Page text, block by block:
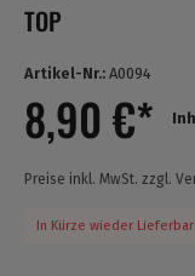
TOP
Artikel-Nr.: A0094
8,90 €*
Preise inkl. MwSt. zzgl.
In Kürze wieder Lieferbar